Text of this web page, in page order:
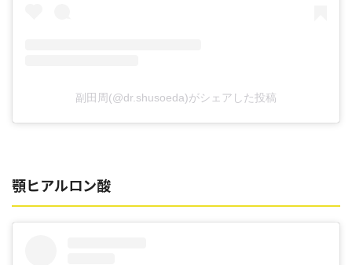
副田周(@dr.shusoeda)がシェアした投稿
顎ヒアルロン酸